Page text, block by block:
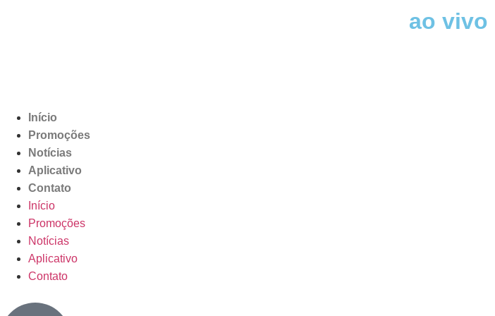
ao vivo
Início
Promoções
Notícias
Aplicativo
Contato
Início
Promoções
Notícias
Aplicativo
Contato